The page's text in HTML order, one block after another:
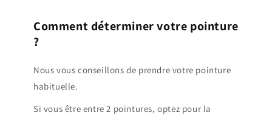
Comment déterminer votre pointure
?
Nous vous conseillons de prendre votre pointure
habituelle.
Si vous être entre 2 pointures, optez pour la